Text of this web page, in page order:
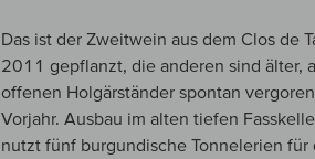
Das ist der Zweitwein aus dem Clos de
2011 gepflanzt, die anderen sind älter,
offenen Holgärständer spontan
Vorjahr. Ausbau im alten tiefen
nutzt fünf burgundische Tonnelerien für